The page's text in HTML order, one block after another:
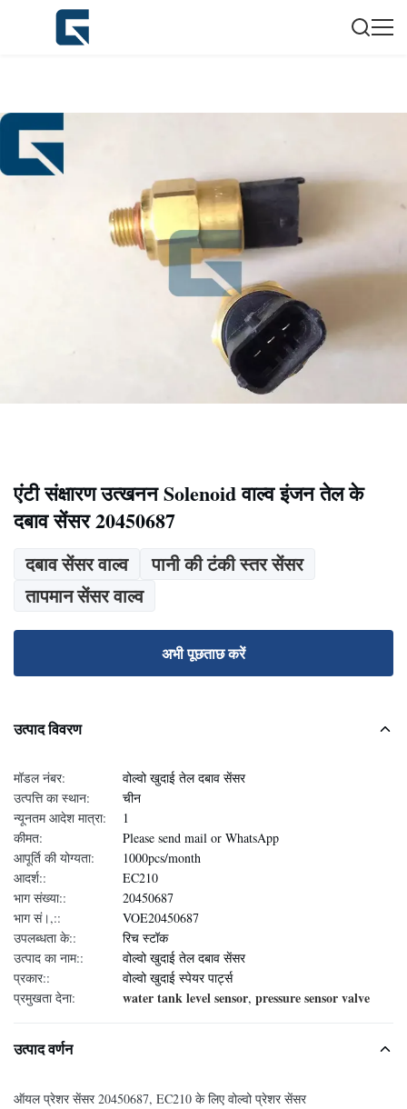
एंटी संक्षारण उत्खनन Solenoid वाल्व इंजन तेल के
दबाव सेंसर 20450687
दबाव सेंसर वाल्व
पानी की टंकी स्तर सेंसर
तापमान सेंसर वाल्व
अभी पूछताछ करें
उत्पाद विवरण
मॉडल नंबर:
वोल्वो खुदाई तेल दबाव सेंसर
उत्पत्ति का स्थान:
चीन
न्यूनतम आदेश मात्रा:
1
कीमत:
Please send mail or WhatsApp
आपूर्ति की योग्यता:
1000pcs/month
आदर्श::
EC210
भाग संख्या::
20450687
भाग सं।,::
VOE20450687
उपलब्धता के::
रिच स्टॉक
उत्पाद का नाम::
वोल्वो खुदाई तेल दबाव सेंसर
प्रकार::
वोल्वो खुदाई स्पेयर पार्ट्स
प्रमुखता देना:
water tank level sensor, pressure sensor valve
उत्पाद वर्णन
ऑयल प्रेशर सेंसर 20450687, EC210 के लिए वोल्वो प्रेशर सेंसर